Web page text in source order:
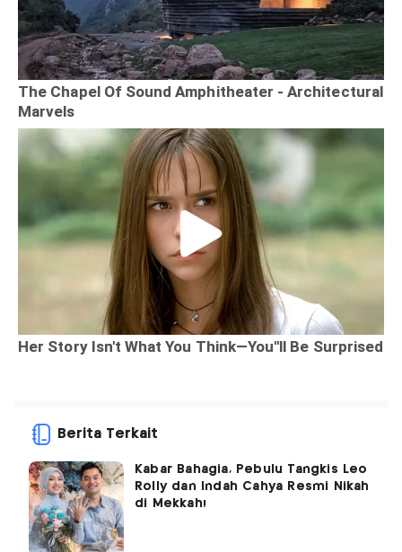
Berita Terkait
Kabar Bahagia, Pebulu Tangkis Leo
Rolly dan Indah Cahya Resmi Nikah
di Mekkah!